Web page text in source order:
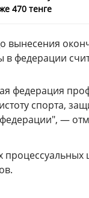
470 тенге
вынесения
в федерации
федерация
спорта,
—